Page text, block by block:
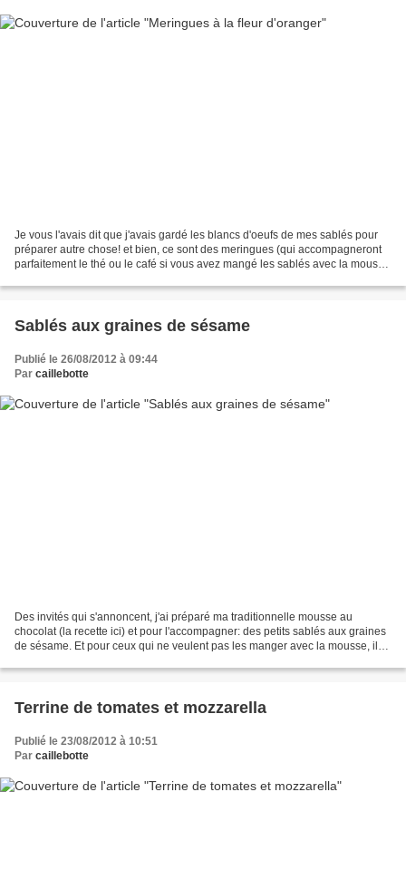
Je vous l'avais dit que j'avais gardé les blancs d'oeufs de mes sablés pour
préparer autre chose! et bien, ce sont des meringues (qui accompagneront
parfaitement le thé ou le café si vous avez mangé les sablés avec la mousse
Sablés aux graines de sésame
Publié le 26/08/2012 à 09:44
Par caillebotte
Des invités qui s'annoncent, j'ai préparé ma traditionnelle mousse au
chocolat (la recette ici) et pour l'accompagner: des petits sablés aux graines
de sésame. Et pour ceux qui ne veulent pas les manger avec la mousse, ils
Terrine de tomates et mozzarella
Publié le 23/08/2012 à 10:51
Par caillebotte